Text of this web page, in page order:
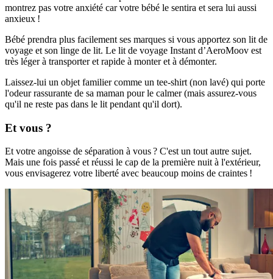
montrez pas votre anxiété car votre bébé le sentira et sera lui aussi
anxieux !
Bébé prendra plus facilement ses marques si vous apportez son lit de
voyage et son linge de lit. Le lit de voyage Instant d’AeroMoov est
très léger à transporter et rapide à monter et à démonter.
Laissez-lui un objet familier comme un tee-shirt (non lavé) qui porte
l'odeur rassurante de sa maman pour le calmer (mais assurez-vous
qu'il ne reste pas dans le lit pendant qu'il dort).
Et vous ?
Et votre angoisse de séparation à vous ? C'est un tout autre sujet.
Mais une fois passé et réussi le cap de la première nuit à l'extérieur,
vous envisagerez votre liberté avec beaucoup moins de craintes !